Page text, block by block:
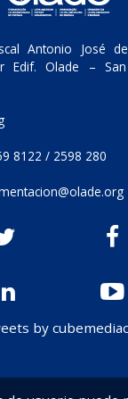
Antonio José
Edif. Olade –
8122 / 2598 280
by